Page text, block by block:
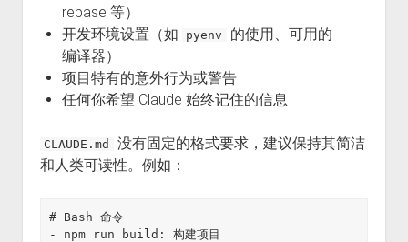
rebase 等）
开发环境设置（如
pyenv
的使用、可用的
编译器）
项目特有的意外行为或警告
任何你希望 Claude 始终记住的信息
CLAUDE.md
没有固定的格式要求，建议保持其简洁
和人类可读性。例如：
# Bash 命令
- npm run build: 构建项目